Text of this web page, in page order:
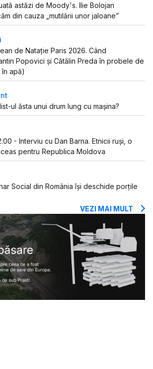
astăzi de Moody's. Ilie Bolojan
din cauza „mutilării unor jaloane”
de Natație Paris 2026. Când
Popovici și Cătălin Preda în probele de
apă)
ul ăsta unui drum lung cu mașina?
- Interviu cu Dan Barna. Etnicii ruși, o
pentru Republica Moldova
Social din România își deschide porțile
VEZI MAI MULT